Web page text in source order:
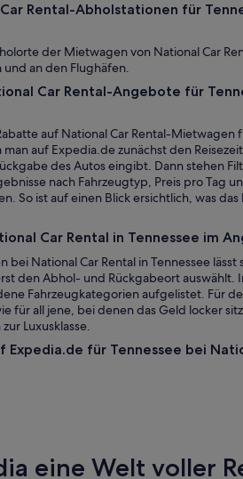
Rental-Abholstationen für
der Mietwagen von National Car
an den Flughäfen.
Car Rental-Angebote für
auf National Car Rental-Mietwagen
auf Expedia.de zunächst den
des Autos eingibt. Dann stehen
nach Fahrzeugtyp, Preis pro Tag
So ist auf einen Blick ersichtlich, was das
Car Rental in Tennessee im
National Car Rental in Tennessee lässt
den Abhol- und Rückgabeort auswählt.
Fahrzeugkategorien aufgelistet. Für
für all jene, bei denen das Geld locker
Luxusklasse.
Expedia.de für Tennessee bei
eine Welt voller